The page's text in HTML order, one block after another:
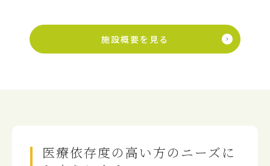
施設概要を見る
医療依存度の高い方のニーズに